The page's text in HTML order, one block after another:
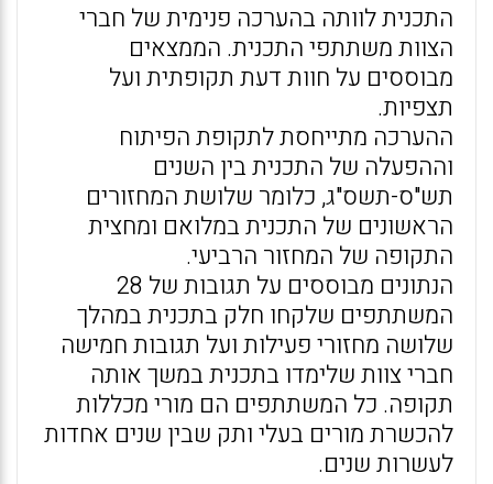
התכנית לוותה בהערכה פנימית של חברי
הצוות משתתפי התכנית. הממצאים
מבוססים על חוות דעת תקופתית ועל
תצפיות.
ההערכה מתייחסת לתקופת הפיתוח
וההפעלה של התכנית בין השנים
תש"ס-תשס"ג, כלומר שלושת המחזורים
הראשונים של התכנית במלואם ומחצית
התקופה של המחזור הרביעי.
הנתונים מבוססים על תגובות של 28
המשתתפים שלקחו חלק בתכנית במהלך
שלושה מחזורי פעילות ועל תגובות חמישה
חברי צוות שלימדו בתכנית במשך אותה
תקופה. כל המשתתפים הם מורי מכללות
להכשרת מורים בעלי ותק שבין שנים אחדות
לעשרות שנים.